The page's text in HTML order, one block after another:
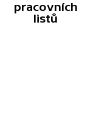
pracovních
listů